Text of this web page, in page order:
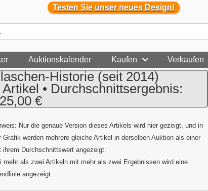
Testen Sie unser neues Design!
Auktionskalender Kaufen Verkaufen
Historie (seit 2014)
Artikel • Durchschnittsergebnis:
€
Nur die genaue Version dieses Artikels wird hier gezeigt, und in
Grafik werden mehrere gleiche Artikel in derselben Auktion als einer
ihrem Durchschnittswert angezeigt.
mehr als zwei Artikeln mit mehr als zwei Ergebnissen wird eine
angezeigt.